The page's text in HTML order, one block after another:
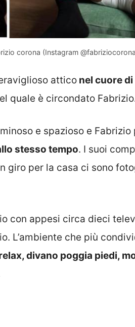
corona (Instagram
attico nel cuore
quale è circondato
e spazioso e
stesso tempo. I suoi
giro per la casa ci sono
con appesi circa dieci
L’ambiente che più
divano poggia piedi,